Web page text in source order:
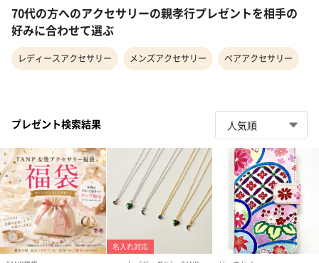
70代の方へのアクセサリーの親孝行プレゼントを相手の
好みに合わせて選ぶ
レディースアクセサリー メンズアクセサリー ペアアクセサリー
プレゼント検索結果